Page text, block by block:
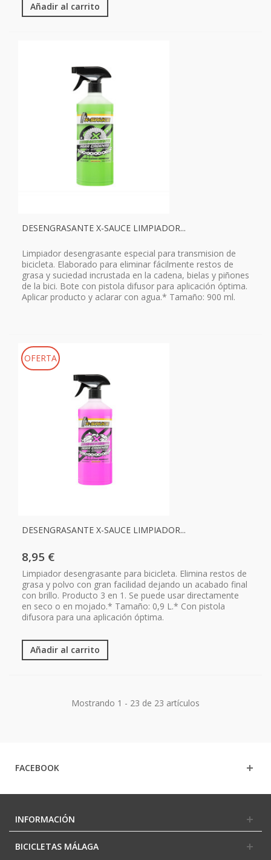
Añadir al carrito
DESENGRASANTE X-SAUCE LIMPIADOR...
Limpiador desengrasante especial para transmision de
bicicleta. Elaborado para eliminar fácilmente restos de
grasa y suciedad incrustada en la cadena, bielas y piñones
de la bici. Bote con pistola difusor para aplicación óptima.
Aplicar producto y aclarar con agua.* Tamaño: 900 ml.
OFERTA
DESENGRASANTE X-SAUCE LIMPIADOR...
8,95 €
Limpiador desengrasante para bicicleta. Elimina restos de
grasa y polvo con gran facilidad dejando un acabado final
con brillo. Producto 3 en 1. Se puede usar directamente
en seco o en mojado.* Tamaño: 0,9 L.* Con pistola
difusora para una aplicación óptima.
Añadir al carrito
Mostrando 1 - 23 de 23 artículos
FACEBOOK
INFORMACIÓN
BICICLETAS MÁLAGA